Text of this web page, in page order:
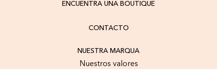
ENCUENTRA UNA BOUTIQUE
CONTACTO
NUESTRA MARQUA
Nuestros valores